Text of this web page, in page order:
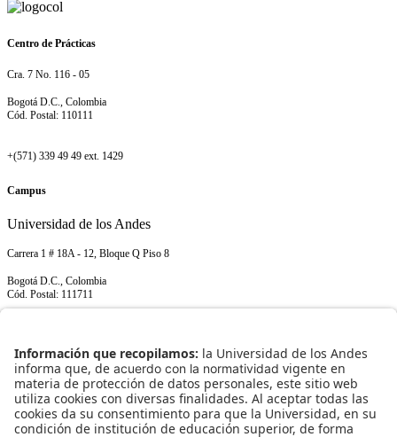
Centro de Prácticas
Cra. 7 No. 116 - 05
Bogotá D.C., Colombia
Cód. Postal: 110111
+(571) 339 49 49 ext. 1429
Campus
Universidad de los Andes
Carrera 1 # 18A - 12, Bloque Q Piso 8
Bogotá D.C., Colombia
Cód. Postal: 111711
NORMATIVIDAD INSTITUCIONAL
Transparencia y acceso a información pública
Uso de datos personales